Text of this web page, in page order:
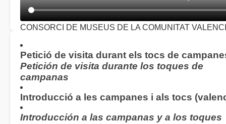
CONSORCI DE MUSEUS DE LA COMUNITAT
2026)
Petició de visita durant els tocs de
Petición de visita durante los toques de
campanas
Introducció a les campanes i als tocs
Introducción a las campanas y a los toques